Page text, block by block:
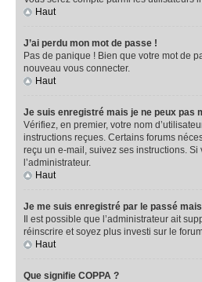
Haut
J’ai perdu mon mot de passe !
Pas de panique ! Bien que votre mot de
nouveau vous connecter.
Haut
Je suis enregistré mais je ne peux pas
Vérifiez, en premier, votre nom
instructions reçues. Certains forums
reçu un e-mail, suivez ses instructions. Si
l’administrateur.
Haut
Je me suis enregistré par le passé
Il est possible que l’administrateur ait
réinscrire et soyez plus investi sur le
Haut
Que signifie COPPA ?